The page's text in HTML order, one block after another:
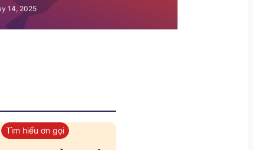
14, 2025
Tìm hiểu ơn gọi